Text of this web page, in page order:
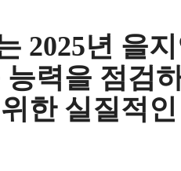
2025년 을
능력을 점검
한 실질적